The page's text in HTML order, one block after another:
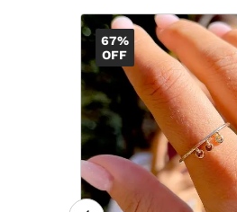
67%
OFF